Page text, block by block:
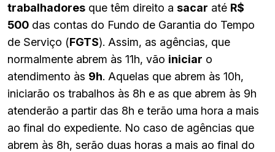
trabalhadores que têm direito a sacar até R$
500 das contas do Fundo de Garantia do Tempo
de Serviço (FGTS). Assim, as agências, que
normalmente abrem às 11h, vão iniciar o
atendimento às 9h. Aquelas que abrem às 10h,
iniciarão os trabalhos às 8h e as que abrem às 9h
atenderão a partir das 8h e terão uma hora a mais
ao final do expediente. No caso de agências que
abrem às 8h, serão duas horas a mais ao final do